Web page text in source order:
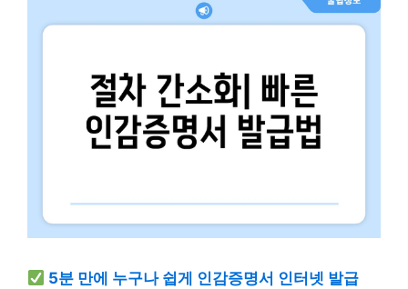
5분 만에 누구나 쉽게 인감증명서 인터넷 발급